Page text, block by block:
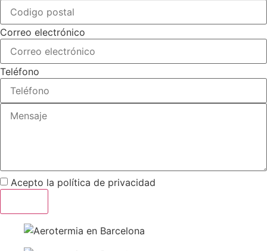
Correo electrónico
Teléfono
Acepto la política de privacidad